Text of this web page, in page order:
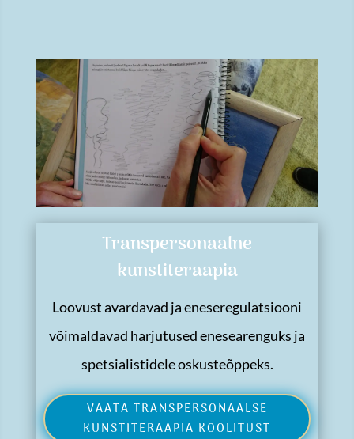
Transpersonaalne
kunstiteraapia
Loovust avardavad ja eneseregulatsiooni
võimaldavad harjutused enesearenguks ja
spetsialistidele oskusteõppeks.
VAATA TRANSPERSONAALSE
KUNSTITERAAPIA KOOLITUST